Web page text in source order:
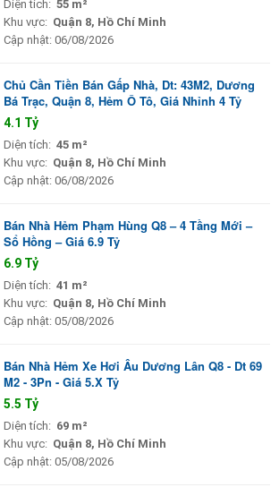
Diện tích: 55 m²
Khu vực: Quận 8, Hồ Chí Minh
Cập nhật: 06/08/2026
Chủ Cần Tiền Bán Gấp Nhà, Dt: 43M2, Dương
Bá Trạc, Quận 8, Hẻm Ô Tô, Giá Nhỉnh 4 Tỷ
4.1 Tỷ
Diện tích: 45 m²
Khu vực: Quận 8, Hồ Chí Minh
Cập nhật: 06/08/2026
Bán Nhà Hẻm Phạm Hùng Q8 – 4 Tầng Mới –
Sổ Hồng – Giá 6.9 Tỷ
6.9 Tỷ
Diện tích: 41 m²
Khu vực: Quận 8, Hồ Chí Minh
Cập nhật: 05/08/2026
Bán Nhà Hẻm Xe Hơi Âu Dương Lân Q8 - Dt 69
M2 - 3Pn - Giá 5.X Tỷ
5.5 Tỷ
Diện tích: 69 m²
Khu vực: Quận 8, Hồ Chí Minh
Cập nhật: 05/08/2026